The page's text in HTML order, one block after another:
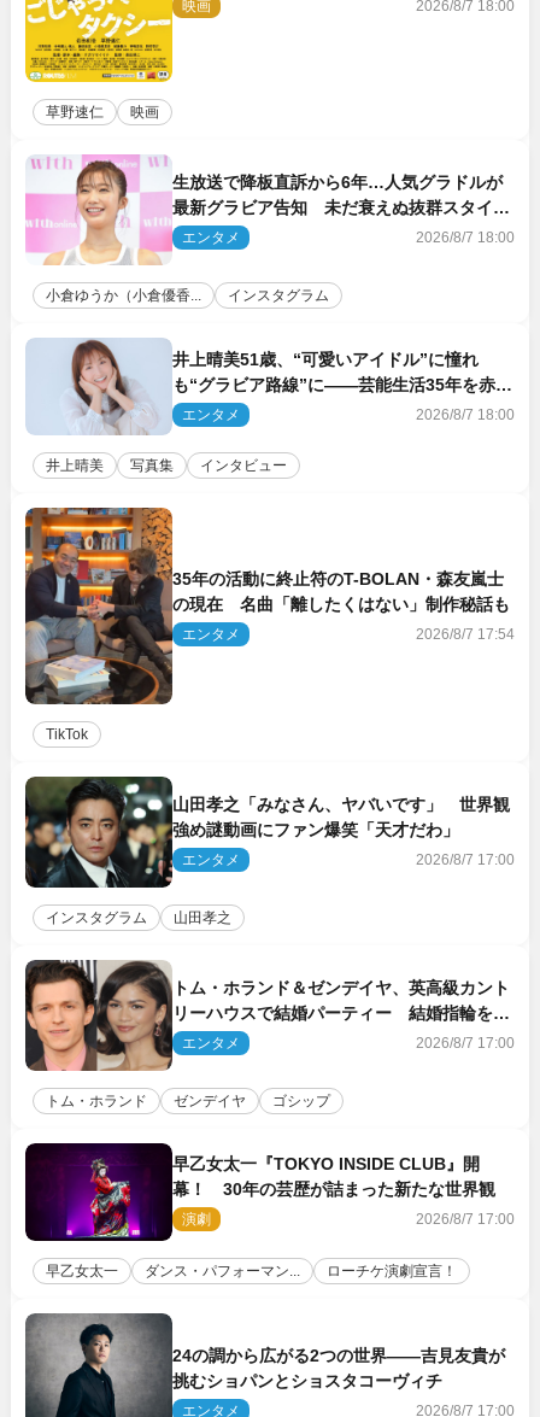
映画 2026/8/7 18:00
草野速仁 映画
生放送で降板直訴から6年…人気グラドルが
最新グラビア告知 未だ衰えぬ抜群スタイル
に反響
エンタメ 2026/8/7 18:00
小倉ゆうか（小倉優香... インスタグラム
井上晴美51歳、“可愛いアイドル”に憧れ
も“グラビア路線”に――芸能生活35年を赤
裸々に語る 27年ぶりに写真集発売
エンタメ 2026/8/7 18:00
井上晴美 写真集 インタビュー
35年の活動に終止符のT-BOLAN・森友嵐士
の現在 名曲「離したくはない」制作秘話も
エンタメ 2026/8/7 17:54
TikTok
山田孝之「みなさん、ヤバいです」 世界観
強め謎動画にファン爆笑「天才だわ」
エンタメ 2026/8/7 17:00
インスタグラム 山田孝之
トム・ホランド＆ゼンデイヤ、英高級カント
リーハウスで結婚パーティー 結婚指輪を身
に着けたトムも初キャッチ
エンタメ 2026/8/7 17:00
トム・ホランド ゼンデイヤ ゴシップ
早乙女太一『TOKYO INSIDE CLUB』開
幕！ 30年の芸歴が詰まった新たな世界観
演劇 2026/8/7 17:00
早乙女太一 ダンス・パフォーマン... ローチケ演劇宣言！
24の調から広がる2つの世界――吉見友貴が
挑むショパンとショスタコーヴィチ
エンタメ 2026/8/7 17:00